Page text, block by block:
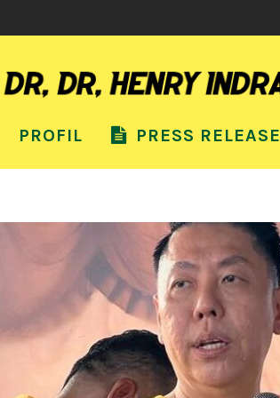
PROFIL PRESS RELEASE